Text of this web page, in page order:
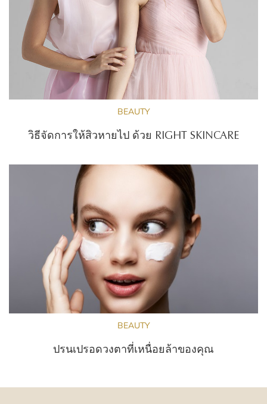
BEAUTY
วิธีจัดการให้สิวหายไป ด้วย RIGHT SKINCARE
BEAUTY
ปรนเปรอดวงตาที่เหนื่อยล้าของคุณ